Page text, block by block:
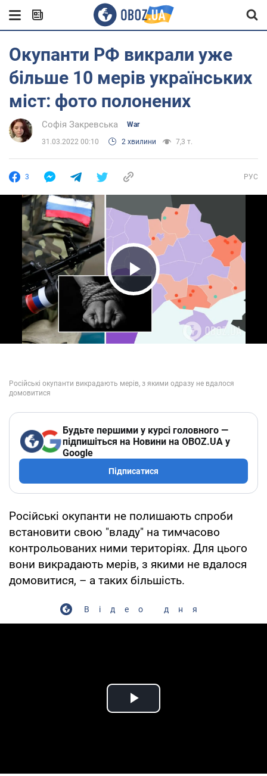
Окупанти РФ викрали уже
більше 10 мерів українських
міст: фото полонених
Софія Закревська War
31.03.2022 00:10 2 хвилини 7,3 т.
3 РУС
Play Video
Будьте першими у курсі головного —
підпишіться на Новини на OBOZ.UA у
Google
Підписатися
Російські окупанти не полишають спроби
встановити свою "владу" на тимчасово
контрольованих ними територіях. Для цього
вони викрадають мерів, з якими не вдалося
домовитися, – а таких більшість.
Відео дня
Play Video